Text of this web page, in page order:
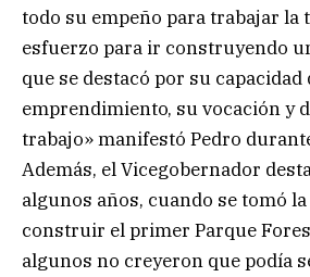
todo su empeño para trabajar la
esfuerzo para ir construyendo
que se destacó por su capacidad
emprendimiento, su vocación y
trabajo» manifestó Pedro
Además, el Vicegobernador
algunos años, cuando se tomó
construir el primer Parque
algunos no creyeron que podía